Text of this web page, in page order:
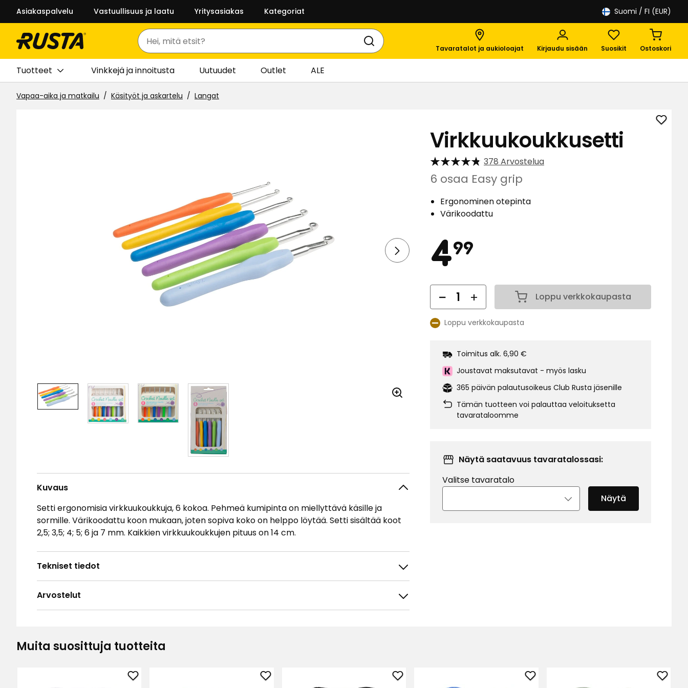
Asiakaspalvelu Vastuullisuus ja laatu Yritysasiakas Kategoriat Suomi / FI (EUR)
Haku Tavaratalot ja aukioloajat Kirjaudu sisään Suosikit Ostoskori
Tuotteet Vinkkejä ja innoitusta Uutuudet Outlet ALE
Vapaa-aika ja matkailu Käsityöt ja askartelu Langat
Kuvaus
Setti ergonomisia virkkuukoukkuja, 6 kokoa. Pehmeä kumipinta on miellyttävä käsille ja
sormille. Värikoodattu koon mukaan, joten sopiva koko on helppo löytää. Setti sisältää koot
2,5; 3,5; 4; 5; 6 ja 7 mm. Kaikkien virkkuukoukkujen pituus on 14 cm.
Tekniset tiedot
Arvostelut
4.8
Perustuu 378 arvosteluun
2
1
Arvostelut (378)
Lisää
Virkkuukoukkusetti
378 Arvostelua
6 osaa Easy grip
Ergonominen otepinta
Värikoodattu
Hinta
499
€
Määrä Loppu verkkokaupasta
Määrä 1
KatsoLoppu verkkokaupasta
Toimitus alk. 6,90 €
Joustavat maksutavat - myös lasku
365 päivän palautusoikeus Club Rusta jäsenille
Tämän tuotteen voi palauttaa veloituksetta
tavarataloomme
Näytä saatavuus tavaratalossasi:
Valitse tavaratalo
Näytä
Muita suosittuja tuotteita
Lisää
Lisää
Lisää
Lisää
Lisää